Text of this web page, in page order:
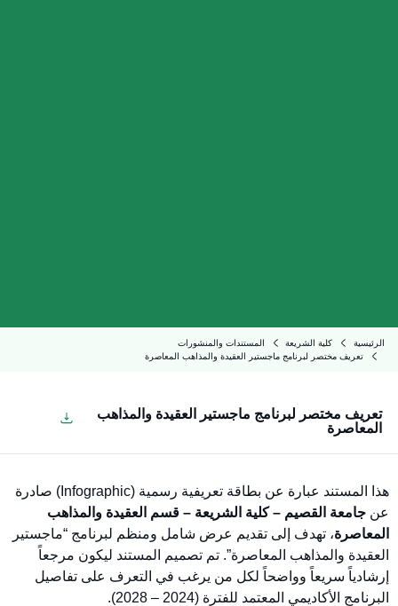
الرئيسية كلية الشريعة
المستندات والمنشورات
تعريف مختصر لبرنامج ماجستير العقيدة والمذاهب المعاصرة
تعريف مختصر لبرنامج ماجستير العقيدة والمذاهب
المعاصرة
هذا المستند عبارة عن بطاقة تعريفية رسمية (Infographic) صادرة
عن جامعة القصيم – كلية الشريعة – قسم العقيدة والمذاهب
المعاصرة، تهدف إلى تقديم عرض شامل ومنظم لبرنامج “ماجستير
العقيدة والمذاهب المعاصرة”. تم تصميم المستند ليكون مرجعاً
إرشادياً سريعاً وواضحاً لكل من يرغب في التعرف على تفاصيل
البرنامج الأكاديمي المعتمد للفترة (2024 – 2028).